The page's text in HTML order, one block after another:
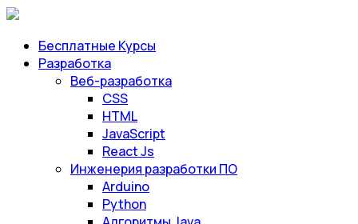
Бесплатные Курсы
Разработка
Веб-разработка
CSS
HTML
JavaScript
React Js
Инженерия разработки ПО
Arduino
Python